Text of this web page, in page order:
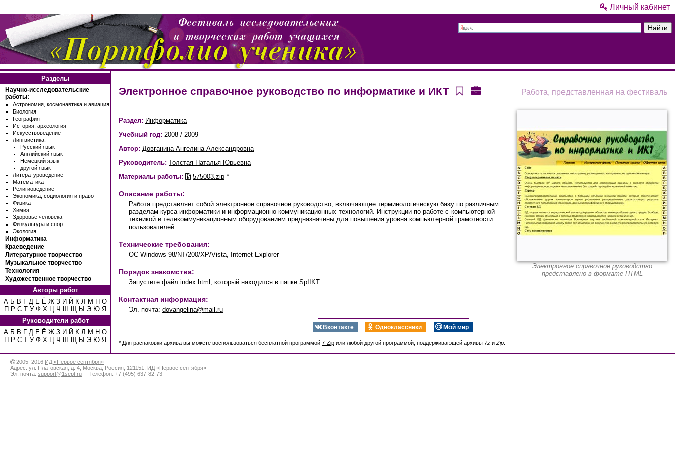
Личный кабинет
Разделы
Научно-исследовательские
работы:
Астрономия, космонавтика и авиация
Биология
География
История, археология
Искусствоведение
Лингвистика:
Русский язык
Английский язык
Немецкий язык
другой язык
Литературоведение
Математика
Религиоведение
Экономика, социология и право
Физика
Химия
Здоровье человека
Физкультура и спорт
Экология
Информатика
Краеведение
Литературное творчество
Музыкальное творчество
Технология
Художественное творчество
Авторы работ
А Б В Г Д Е Ё Ж З И Й К Л М Н О
П Р С Т У Ф Х Ц Ч Ш Щ Ы Э Ю Я
Руководители работ
А Б В Г Д Е Ё Ж З И Й К Л М Н О
П Р С Т У Ф Х Ц Ч Ш Щ Ы Э Ю Я
Работа, представленная на фестиваль
Электронное справочное руководство по информатике и ИКТ
Электронное справочное руководство
представлено в формате HTML
Раздел: Информатика
Учебный год: 2008 / 2009
Автор: Довганина Ангелина Александровна
Руководитель: Толстая Наталья Юрьевна
Материалы работы:
575003.zip *
Описание работы:
Работа представляет собой электронное справочное руководство, включающее терминологическую базу по различным
разделам курса информатики и информационно-коммуникационных технологий. Инструкции по работе с компьютерной
техникой и телекоммуникационным оборудованием предназначены для повышения уровня компьютерной грамотности
пользователей.
Технические требования:
OC Windows 98/NT/200/XP/Vista, Internet Explorer
Порядок знакомства:
Запустите файл index.html, который находится в папке SpIIKT
Контактная информация:
Эл. почта: dovangelina@mail.ru
Вконтакте Одноклассники Мой мир
* Для распаковки архива вы можете воспользоваться бесплатной программой 7-Zip или любой другой программой, поддерживающей архивы 7z иZip.
2005–2016 ИД «Первое сентября»
Адрес: ул. Платовская, д. 4 Москва Россия 121151
ИД «Первое сентября»
Эл. почта: support@1sept.ru Телефон: +7 (495) 637-82-73